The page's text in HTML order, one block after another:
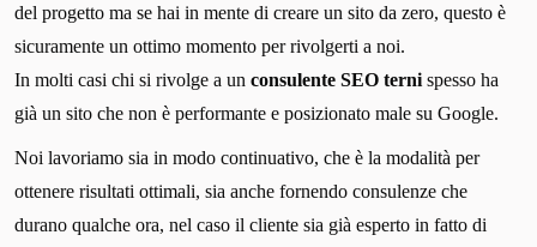
del progetto ma se hai in mente di creare un sito da zero, questo è
sicuramente un ottimo momento per rivolgerti a noi.
In molti casi chi si rivolge a un consulente SEO terni spesso ha
già un sito che non è performante e posizionato male su Google.
Noi lavoriamo sia in modo continuativo, che è la modalità per
ottenere risultati ottimali, sia anche fornendo consulenze che
durano qualche ora, nel caso il cliente sia già esperto in fatto di